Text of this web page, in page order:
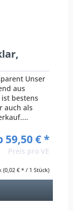
Unser
aus
bestens
auch als
59,50 € *
Preis pro VE
(0,02 € * / 1 Stück)